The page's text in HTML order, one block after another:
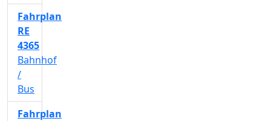
Fahrplan
RE
4365
Bahnhof
/
Bus
Fahrplan